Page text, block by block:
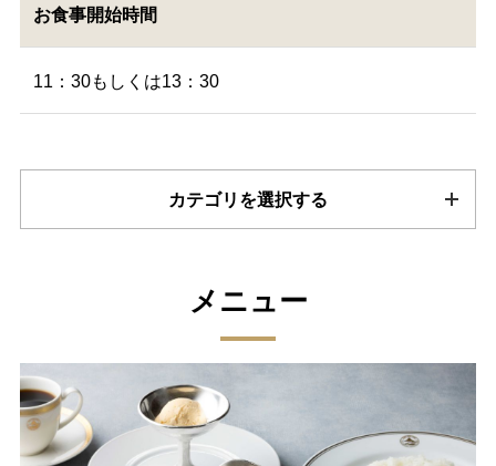
お食事開始時間
11：30もしくは13：30
カテゴリを選択する
メニュー